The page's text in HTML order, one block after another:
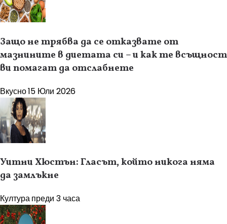
Защо не трябва да се отказвате от
мазнините в диетата си – и как те всъщност
ви помагат да отслабнете
Вкусно15 Юли 2026
Уитни Хюстън: Гласът, който никога няма
да замлъкне
Културапреди 3 часа